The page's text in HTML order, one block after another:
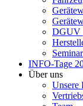
DGUV
INFO-Tage
Über uns
Unsere